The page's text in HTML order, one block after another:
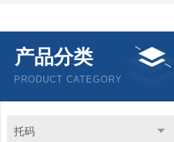
产品分类
PRODUCT CATEGORY
托码